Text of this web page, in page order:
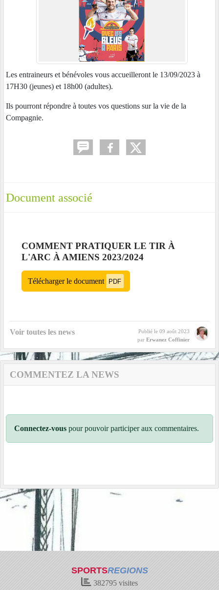
Les entraineurs et bénévoles vous accueilleront le 13/09/2023 à
17H30 (jeunes) et 18h00 (adultes).
Ils pourront répondre à toutes vos questions sur la vie de la
Compagnie.
Document associé
COMMENT PRATIQUER LE TIR À
L'ARC À AMIENS 2023/2024
Télécharger le document PDF
Voir toutes les news Publié le 09 août 2023
par Erwanez Coffinier
COMMENTEZ LA NEWS
Connectez-vous pour pouvoir participer aux commentaires.
SPORTSREGIONS
382795 visites